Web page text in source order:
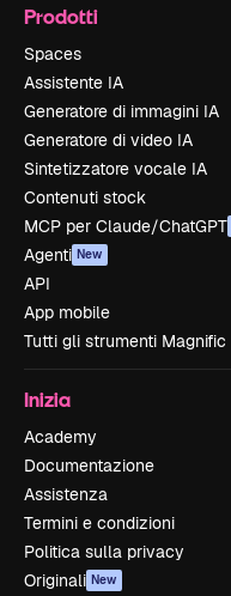
Prodotti
Spaces
Assistente IA
Generatore di immagini IA
Generatore di video IA
Sintetizzatore vocale IA
Contenuti stock
MCP per Claude/ChatGPT
Agenti New
API
App mobile
Tutti gli strumenti Magnific
Inizia
Academy
Documentazione
Assistenza
Termini e condizioni
Politica sulla privacy
Originali New